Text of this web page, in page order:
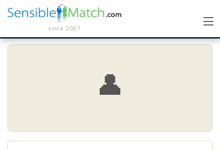
since 2007
👤